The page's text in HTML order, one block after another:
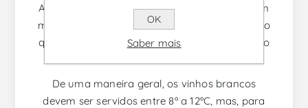
A temperatura para beber um vinho é também
muito importante, uma vez que se estiver muito
quente ou muito frio pode mudar por completo
De uma maneira geral, os vinhos brancos
devem ser servidos entre 8º a 12ºC, mas, para
OK
Saber mais